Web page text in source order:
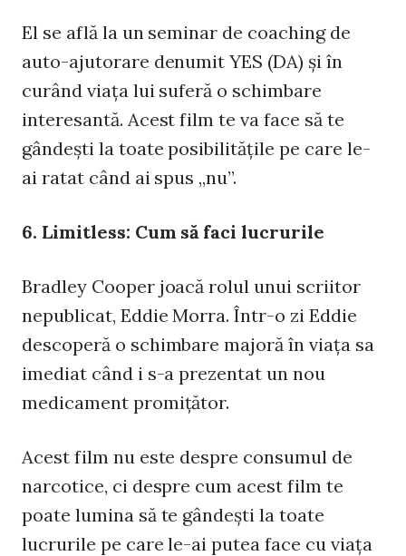
El se află la un seminar de coaching de
auto-ajutorare denumit YES (DA) şi în
curând viaţa lui suferă o schimbare
interesantă. Acest film te va face să te
gândeşti la toate posibilităţile pe care le-
ai ratat când ai spus „nu”.
6. Limitless: Cum să faci lucrurile
Bradley Cooper joacă rolul unui scriitor
nepublicat, Eddie Morra. Într-o zi Eddie
descoperă o schimbare majoră în viaţa sa
imediat când i s-a prezentat un nou
medicament promiţător.
Acest film nu este despre consumul de
narcotice, ci despre cum acest film te
poate lumina să te gândeşti la toate
lucrurile pe care le-ai putea face cu viaţa